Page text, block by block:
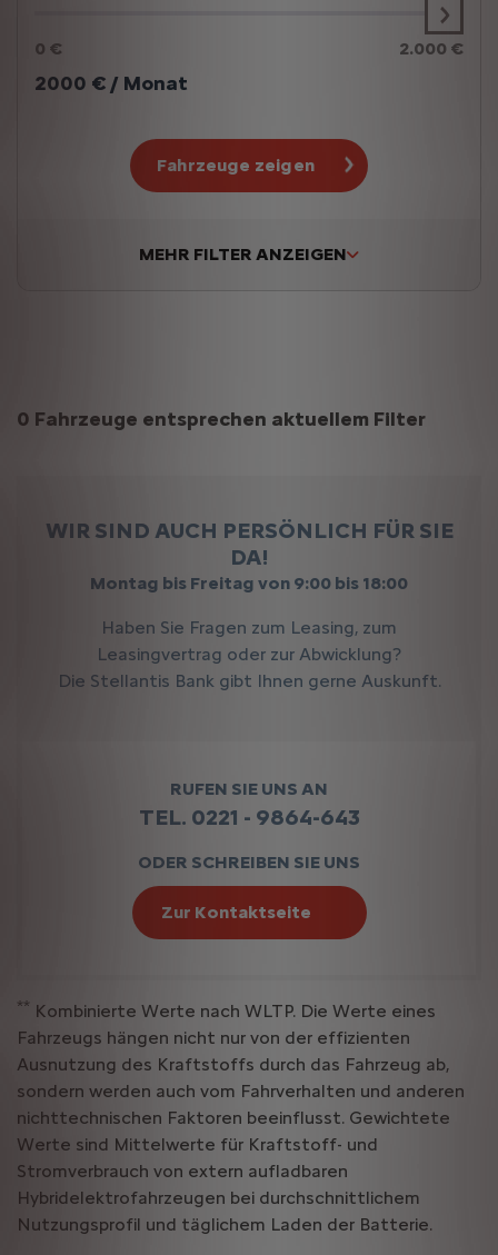
0 € 2.000 €
2000 € / Monat
Fahrzeuge zeigen
MEHR FILTER ANZEIGEN
Suchergebnisse
0 Fahrzeuge entsprechen aktuellem Filter
WIR SIND AUCH PERSÖNLICH FÜR SIE
DA!
Montag bis Freitag von 9:00 bis 18:00
Haben Sie Fragen zum Leasing, zum
Leasingvertrag oder zur Abwicklung?
Die Stellantis Bank gibt Ihnen gerne Auskunft.
RUFEN SIE UNS AN
TEL. 0221 - 9864-643
ODER SCHREIBEN SIE UNS
Zur Kontaktseite
** Kombinierte Werte nach WLTP. Die Werte eines
Fahrzeugs hängen nicht nur von der effizienten
Ausnutzung des Kraftstoffs durch das Fahrzeug ab,
sondern werden auch vom Fahrverhalten und anderen
nichttechnischen Faktoren beeinflusst. Gewichtete
Werte sind Mittelwerte für Kraftstoff- und
Stromverbrauch von extern aufladbaren
Hybridelektrofahrzeugen bei durchschnittlichem
Nutzungsprofil und täglichem Laden der Batterie.